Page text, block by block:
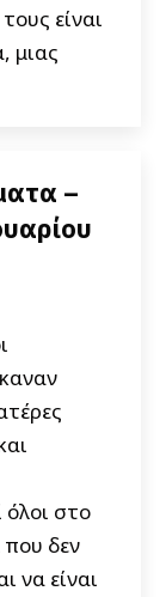
είναι
μιας
–
στο
δεν
να είναι